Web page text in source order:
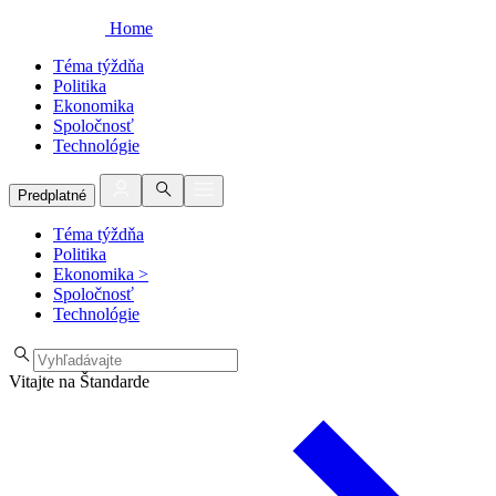
Home
Téma týždňa
Politika
Ekonomika
Spoločnosť
Technológie
Predplatné
Téma týždňa
Politika
Ekonomika >
Spoločnosť
Technológie
Vitajte na Štandarde